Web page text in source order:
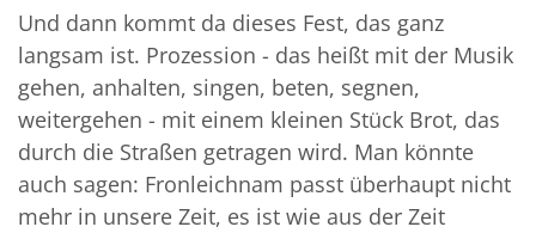
Und dann kommt da dieses Fest, das ganz
langsam ist. Prozession - das heißt mit der Musik
gehen, anhalten, singen, beten, segnen,
weitergehen - mit einem kleinen Stück Brot, das
durch die Straßen getragen wird. Man könnte
auch sagen: Fronleichnam passt überhaupt nicht
mehr in unsere Zeit, es ist wie aus der Zeit